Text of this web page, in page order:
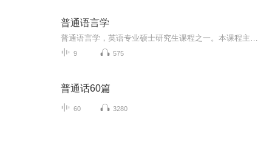
普通语言学
9 575
普通话60篇
60 3280